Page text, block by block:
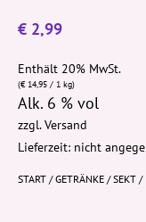
€ 2,99
Enthält 20% MwSt.
(€14,95 / 1 kg)
Alk. 6 % vol
zzgl.Versand
Lieferzeit: nicht
START /GETRÄNKE /SEKT /